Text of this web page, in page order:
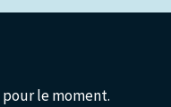
pour le moment.